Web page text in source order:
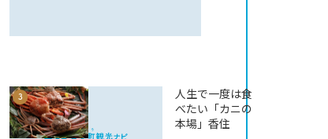
人生で一度は食
べたい「カニの
本場」香住